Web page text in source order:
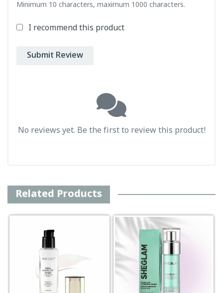
Minimum 10 characters, maximum 1000 characters.
I recommend this product
Submit Review
No reviews yet. Be the first to review this product!
Related Products